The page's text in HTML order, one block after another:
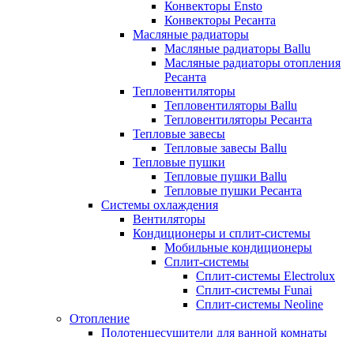
Конвекторы Ensto
Конвекторы Ресанта
Масляные радиаторы
Масляные радиаторы Ballu
Масляные радиаторы отопления
Ресанта
Тепловентиляторы
Тепловентиляторы Ballu
Тепловентиляторы Ресанта
Тепловые завесы
Тепловые завесы Ballu
Тепловые пушки
Тепловые пушки Ballu
Тепловые пушки Ресанта
Системы охлаждения
Вентиляторы
Кондиционеры и сплит-системы
Мобильные кондиционеры
Сплит-системы
Сплит-системы Electrolux
Сплит-системы Funai
Сплит-системы Neoline
Отопление
Полотенцесушители для ванной комнаты